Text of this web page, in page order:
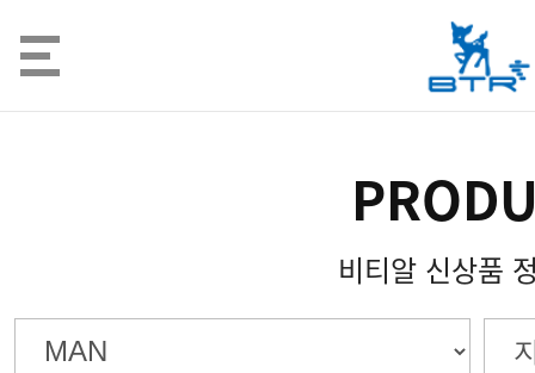
비티알 신상품